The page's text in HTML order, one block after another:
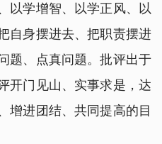
以学增智、以学正风、以
自身摆进去、把职责摆进
题、点真问题。批评出于
开门见山、实事求是，达
增进团结、共同提高的目